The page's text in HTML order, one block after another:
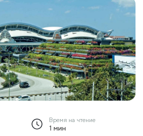
Время на чтение
1 мин